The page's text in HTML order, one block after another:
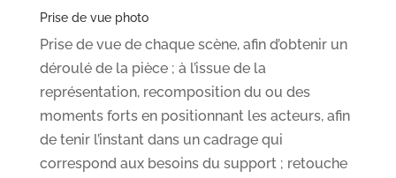
Prise de vue photo
Prise de vue de chaque scène, afin d’obtenir un
déroulé de la pièce ; à l’issue de la
représentation, recomposition du ou des
moments forts en positionnant les acteurs, afin
de tenir l’instant dans un cadrage qui
correspond aux besoins du support ; retouche